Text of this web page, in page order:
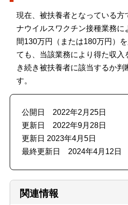
現在、被扶養者となっている方
ナウイルスワクチン接種業務に
間130万円（または180万円）
ても、当該業務により得た収入
き続き被扶養者に該当するか判
す。
公開日 2022年2月25日
更新日 2022年9月28日
更新日 2023年4月5日
最終更新日 2024年4月12日
関連情報